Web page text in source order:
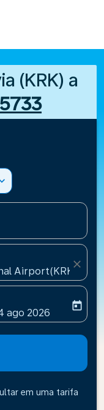
(KRK) a
Airport(KRK),
close
labelreturn-date-
ago 2026
today
em uma tarifa